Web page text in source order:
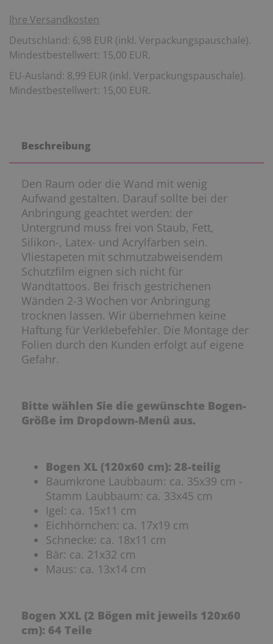
Ihre Versandkosten
Deutschland: 6,98 EUR (inkl. Verpackungspauschale).
Mindestbestellwert: 15,00 EUR.
EU-Ausland: 8,99 EUR (inkl. Verpackungspauschale).
Mindestbestellwert: 15,00 EUR.
Beschreibung
Den Raum oder die Wand mit wenig
Aufwand gestalten. Darauf sollte bei der
Anbringung geachtet werden: der
Untergrund muss frei von Staub, Fett,
Silikon-, Latex- und Acrylfarben sein.
Vliestapeten mit schmutzabweisendem
Schutzfilm eignen sich nicht für
Wandtattoos. Bei frisch gestrichenen
Wänden 2-3 Wochen vor Anbringung
trocknen lassen. Wir übernehmen keine
Haftung für Verklebefehler. Die Montage der
Folien durch den Kunden erfolgt auf eigene
Gefahr.
Bitte wählen Sie die gewünschte Bogen-
Größe im Dropdown-Menü aus.
Bogen XL (120x60 cm): 28-teilig
Baumkrone Laubbaum: ca. 35x39 cm -
Stamm Laubbaum: ca. 33x45 cm
Igel: ca. 15x11 cm
Eichhörnchen: ca. 17x19 cm
Schnecke: ca. 18x11 cm
Bär: ca. 21x32 cm
Maus: ca. 13x14 cm
Bogen XXL (2 Bögen mit jeweils 120x60
cm): 64 Teile